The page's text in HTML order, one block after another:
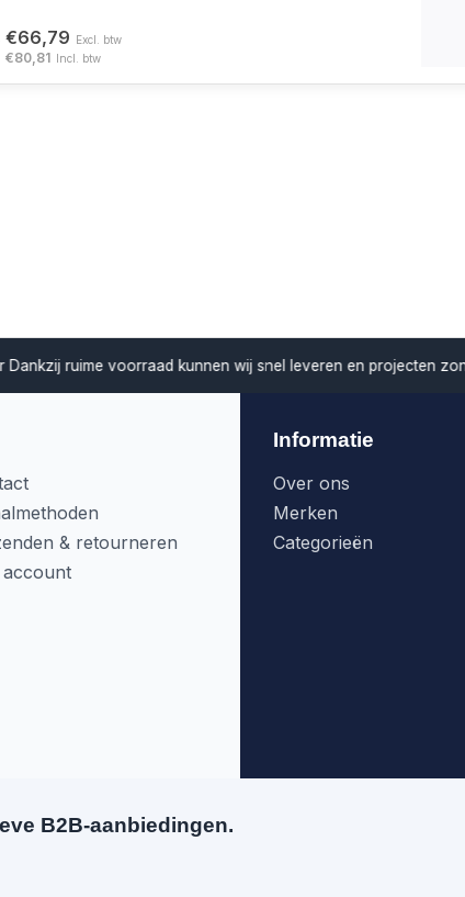
€66,79 Excl. btw
€80,81 Incl. btw
voorraad kunnen wij snel leveren en projecten zonder
& retourneren
account
Informatie
Over ons
Merken
Categorieën
B2B-aanbiedingen.